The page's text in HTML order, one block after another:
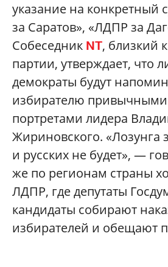
указание на конкретный
за Саратов», «ЛДПР за
Собеседник NT, близкий
партии, утверждает, что
демократы будут
избирателю
портретами лидера
Жириновского. «Лозунга
и русских не будет», —
же по регионам страны
ЛДПР, где депутаты
кандидаты собирают
избирателей и обещают